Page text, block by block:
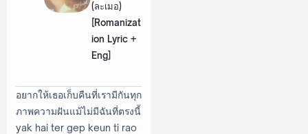
(ละเมอ)
[Romanizat
ion Lyric +
Eng]
อยากให้เธอเก็บคืนที่เรามีกันทุก
ภาพความฝันแม้ไม่มีฉันที่ตรงนี้
yak hai ter gep keun ti rao